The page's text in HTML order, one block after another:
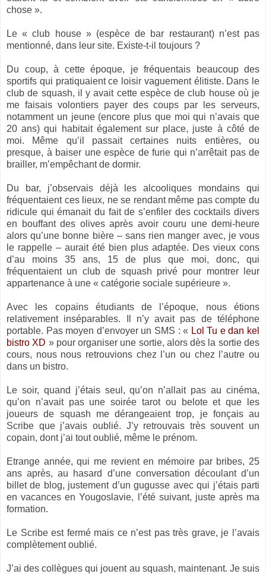
chose ».
Le « club house » (espèce de bar restaurant) n’est pas
mentionné, dans leur site. Existe-t-il toujours ?
Du coup, à cette époque, je fréquentais beaucoup des
sportifs qui pratiquaient ce loisir vaguement élitiste. Dans le
club de squash, il y avait cette espèce de club house où je
me faisais volontiers payer des coups par les serveurs,
notamment un jeune (encore plus que moi qui n’avais que
20 ans) qui habitait également sur place, juste à côté de
moi. Même qu’il passait certaines nuits entières, ou
presque, à baiser une espèce de furie qui n’arrêtait pas de
brailler, m’empêchant de dormir.
Du bar, j’observais déjà les alcooliques mondains qui
fréquentaient ces lieux, ne se rendant même pas compte du
ridicule qui émanait du fait de s’enfiler des cocktails divers
en bouffant des olives après avoir couru une demi-heure
alors qu’une bonne bière – sans rien manger avec, je vous
le rappelle – aurait été bien plus adaptée. Des vieux cons
d’au moins 35 ans, 15 de plus que moi, donc, qui
fréquentaient un club de squash privé pour montrer leur
appartenance à une « catégorie sociale supérieure ».
Avec les copains étudiants de l’époque, nous étions
relativement inséparables. Il n’y avait pas de téléphone
portable. Pas moyen d’envoyer un SMS : « Lol Tu e dan kel
bistro XD » pour organiser une sortie, alors dès la sortie des
cours, nous nous retrouvions chez l’un ou chez l’autre ou
dans un bistro.
Le soir, quand j’étais seul, qu’on n’allait pas au cinéma,
qu’on n’avait pas une soirée tarot ou belote et que les
joueurs de squash me dérangeaient trop, je fonçais au
Scribe que j’avais oublié. J’y retrouvais très souvent un
copain, dont j’ai tout oublié, même le prénom.
Etrange année, qui me revient en mémoire par bribes, 25
ans après, au hasard d’une conversation découlant d’un
billet de blog, justement d’un gugusse avec qui j’étais parti
en vacances en Yougoslavie, l’été suivant, juste après ma
formation.
Le Scribe est fermé mais ce n’est pas très grave, je l’avais
complètement oublié.
J’ai des collègues qui jouent au squash, maintenant. Je suis